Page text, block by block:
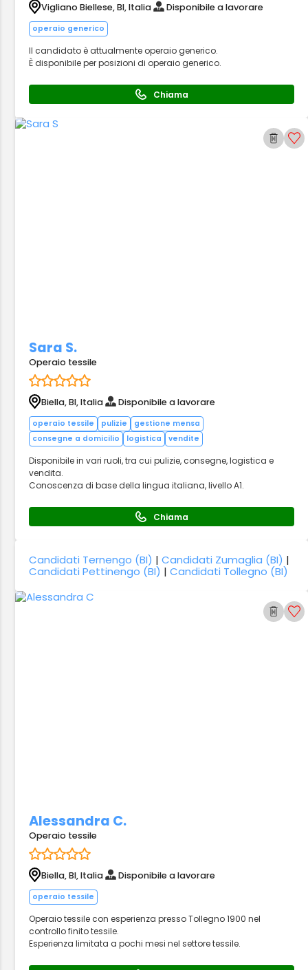
Vigliano Biellese, BI, Italia Disponibile a lavorare
operaio generico
Il candidato è attualmente operaio generico.
È disponibile per posizioni di operaio generico.
Chiama
Sara S.
Operaio tessile
Biella, BI, Italia Disponibile a lavorare
operaio tessile pulizie
gestione mensa
consegne a domicilio
logistica vendite
Disponibile in vari ruoli, tra cui pulizie, consegne, logistica e
vendita.
Conoscenza di base della lingua italiana, livello A1.
Chiama
Candidati Ternengo (BI) |Candidati Zumaglia (BI) |
Candidati Pettinengo (BI) |Candidati Tollegno (BI)
Alessandra C.
Operaio tessile
Biella, BI, Italia Disponibile a lavorare
operaio tessile
Operaio tessile con esperienza presso Tollegno 1900 nel
controllo finito tessile.
Esperienza limitata a pochi mesi nel settore tessile.